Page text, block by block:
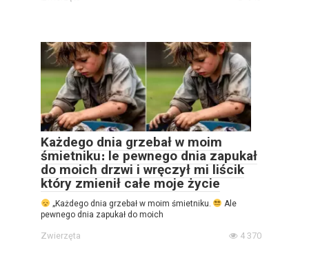
Każdego dnia grzebał w moim
śmietniku։ le pewnego dnia zapukał
do moich drzwi i wręczył mi liścik
który zmienił całe moje życie
„Każdego dnia grzebał w moim śmietniku.
Ale
pewnego dnia zapukał do moich
Zwierzęta 4 370